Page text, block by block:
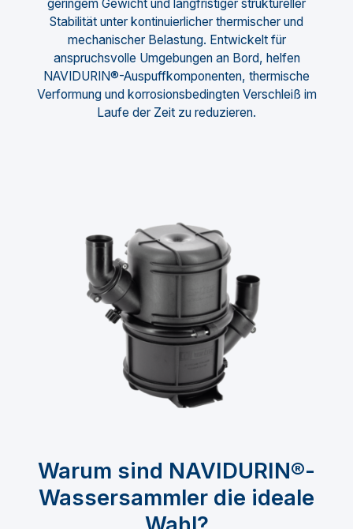
geringem Gewicht und langfristiger struktureller
Stabilität unter kontinuierlicher thermischer und
mechanischer Belastung. Entwickelt für
anspruchsvolle Umgebungen an Bord, helfen
NAVIDURIN®-Auspuffkomponenten, thermische
Verformung und korrosionsbedingten Verschleiß im
Laufe der Zeit zu reduzieren.
Warum sind NAVIDURIN®-
Wassersammler die ideale